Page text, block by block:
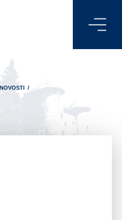
NOVOSTI /